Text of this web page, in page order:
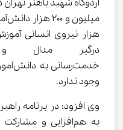
درگیر مدال
وجود ندارد.
وی افزود: در برنامه
به هم‌افزایی و